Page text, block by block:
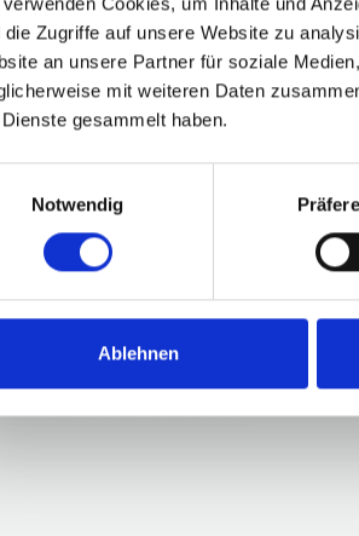
die Zugriffe auf unsere Website zu
an unsere Partner für soziale
mit weiteren Daten
gesammelt haben.
Notwendig
Ablehnen